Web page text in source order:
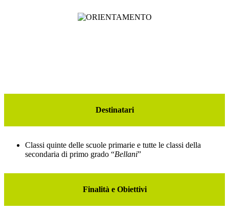
Destinatari
Classi quinte delle scuole primarie e tutte le classi della
secondaria di primo grado “Bellani”
Finalità e Obiettivi